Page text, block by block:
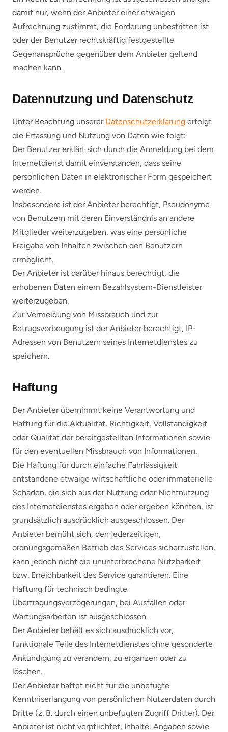
damit nur, wenn der Anbieter einer etwaigen
Aufrechnung zustimmt, die Forderung unbestritten ist
oder der Benutzer rechtskräftig festgestellte
Gegenansprüche gegenüber dem Anbieter geltend
machen kann.
Datennutzung und Datenschutz
Unter Beachtung unserer Datenschutzerklärung erfolgt
die Erfassung und Nutzung von Daten wie folgt:
Der Benutzer erklärt sich durch die Anmeldung bei dem
Internetdienst damit einverstanden, dass seine
persönlichen Daten in elektronischer Form gespeichert
werden.
Insbesondere ist der Anbieter berechtigt, Pseudonyme
von Benutzern mit deren Einverständnis an andere
Mitglieder weiterzugeben, was eine persönliche
Freigabe von Inhalten zwischen den Benutzern
ermöglicht.
Der Anbieter ist darüber hinaus berechtigt, die
erhobenen Daten einem Bezahlsystem-Dienstleister
weiterzugeben.
Zur Vermeidung von Missbrauch und zur
Betrugsvorbeugung ist der Anbieter berechtigt, IP-
Adressen von Benutzern seines Internetdienstes zu
speichern.
Haftung
Der Anbieter übernimmt keine Verantwortung und
Haftung für die Aktualität, Richtigkeit, Vollständigkeit
oder Qualität der bereitgestellten Informationen sowie
für den eventuellen Missbrauch von Informationen.
Die Haftung für durch einfache Fahrlässigkeit
entstandene etwaige wirtschaftliche oder immaterielle
Schäden, die sich aus der Nutzung oder Nichtnutzung
des Internetdienstes ergeben oder ergeben könnten, ist
grundsätzlich ausdrücklich ausgeschlossen. Der
Anbieter bemüht sich, den jederzeitigen,
ordnungsgemäßen Betrieb des Services sicherzustellen,
kann jedoch nicht die ununterbrochene Nutzbarkeit
bzw. Erreichbarkeit des Service garantieren. Eine
Haftung für technisch bedingte
Übertragungsverzögerungen, bei Ausfällen oder
Wartungsarbeiten ist ausgeschlossen.
Der Anbieter behält es sich ausdrücklich vor,
funktionale Teile des Internetdienstes ohne gesonderte
Ankündigung zu verändern, zu ergänzen oder zu
löschen.
Der Anbieter haftet nicht für die unbefugte
Kenntniserlangung von persönlichen Nutzerdaten durch
Dritte (z. B. durch einen unbefugten Zugriff Dritter). Der
Anbieter ist nicht verpflichtet, Inhalte, Angaben sowie